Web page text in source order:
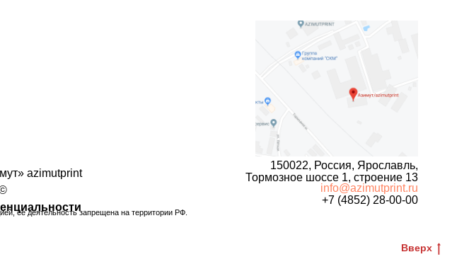
150022, Россия, Ярославль,
Тормозное шоссе 1, строение 13
info@azimutprint.ru
+7 (4852) 28-00-00
azimutprint
ее деятельность запрещена на территории РФ.
Вверх